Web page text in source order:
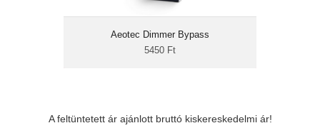
Aeotec Dimmer Bypass
5450 Ft
alkalmazásával kiküszöbölhető a
teljesítményű fényforrások megfelelő
A feltüntetett ár ajánlott bruttó kiskereskedelmi ár!